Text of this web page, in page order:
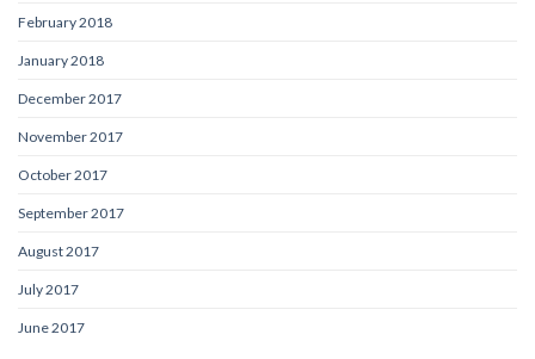
February 2018
January 2018
December 2017
November 2017
October 2017
September 2017
August 2017
July 2017
June 2017